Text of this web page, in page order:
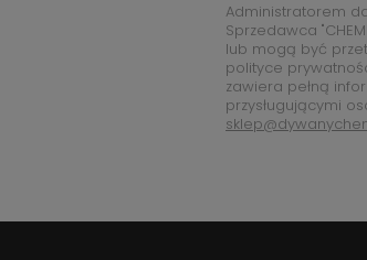
Administratorem
Sprzedawca
lub mogą być
polityce
zawiera pełną
przysługującymi